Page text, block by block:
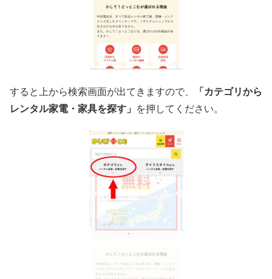
すると上から検索画面が出てきますので、
「カテゴリから
レンタル家電・家具を探す」
を押してください。